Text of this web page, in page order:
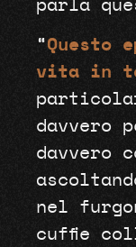
parla
“Questo
vita in
davvero
davvero
nel
cuffie